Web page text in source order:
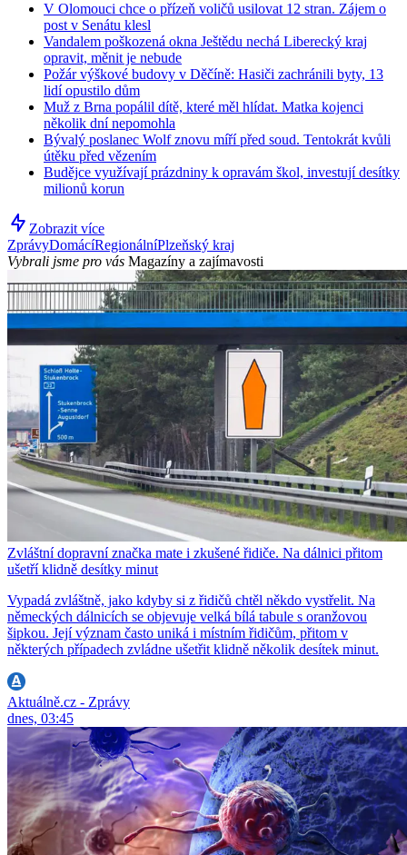
V Olomouci chce o přízeň voličů usilovat 12 stran. Zájem o
post v Senátu klesl
Vandalem poškozená okna Ještědu nechá Liberecký kraj
opravit, měnit je nebude
Požár výškové budovy v Děčíně: Hasiči zachránili byty, 13
lidí opustilo dům
Muž z Brna popálil dítě, které měl hlídat. Matka kojenci
několik dní nepomohla
Bývalý poslanec Wolf znovu míří před soud. Tentokrát kvůli
útěku před vězením
Budějce využívají prázdniny k opravám škol, investují desítky
milionů korun
Zobrazit více
ZprávyDomácíRegionálníPlzeňský kraj
Vybrali jsme pro vás Magazíny a zajímavosti
Zvláštní dopravní značka mate i zkušené řidiče. Na dálnici přitom
ušetří klidně desítky minut
Vypadá zvláštně, jako kdyby si z řidičů chtěl někdo vystřelit. Na
německých dálnicích se objevuje velká bílá tabule s oranžovou
šipkou. Její význam často uniká i místním řidičům, přitom v
některých případech zvládne ušetřit klidně několik desítek minut.
Aktuálně.cz - Zprávy
dnes, 03:45